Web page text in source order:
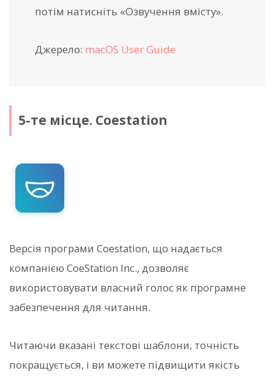
потім натисніть «Озвучення вмісту».
Джерело: macOS User Guide
5-те місце. Coestation
Версія програми Coestation, що надається
компанією CoeStation Inc., дозволяє
використовувати власний голос як програмне
забезпечення для читання.
Читаючи вказані текстові шаблони, точність
покращується, і ви можете підвищити якість